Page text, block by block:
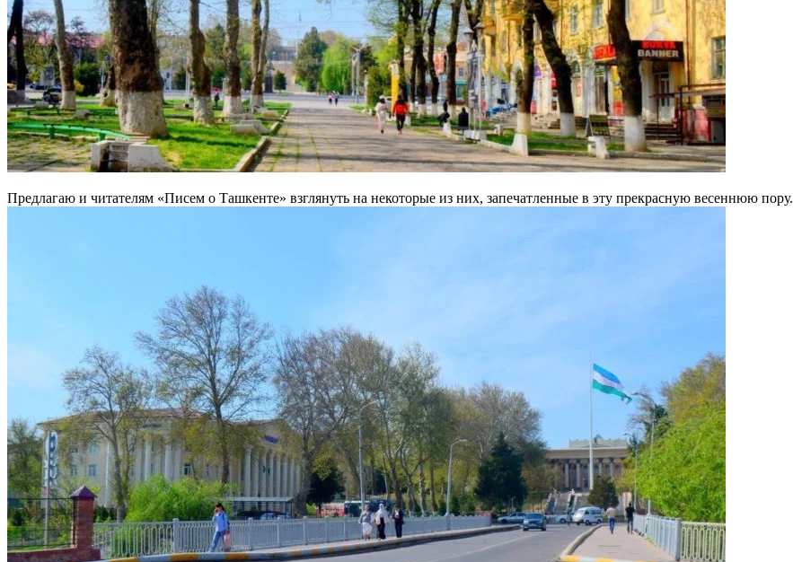
Предлагаю и читателям «Писем о Ташкенте» взглянуть на некоторые из них, запечатленные в эту прекрасную весеннюю пору.